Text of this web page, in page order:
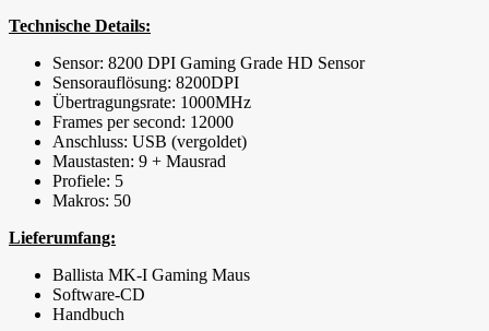
Technische Details:
Sensor: 8200 DPI Gaming Grade HD Sensor
Sensorauflösung: 8200DPI
Übertragungsrate: 1000MHz
Frames per second: 12000
Anschluss: USB (vergoldet)
Maustasten: 9 + Mausrad
Profiele: 5
Makros: 50
Lieferumfang:
Ballista MK-I Gaming Maus
Software-CD
Handbuch